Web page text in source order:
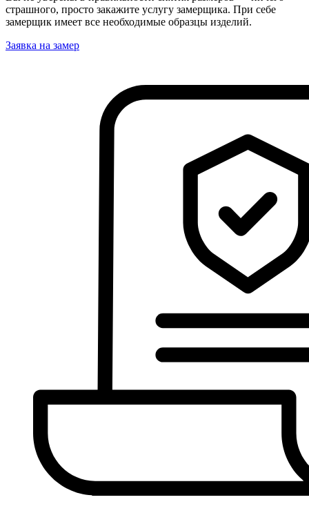
страшного, просто закажите услугу замерщика. При себе
замерщик имеет все необходимые образцы изделий.
Заявка на замер